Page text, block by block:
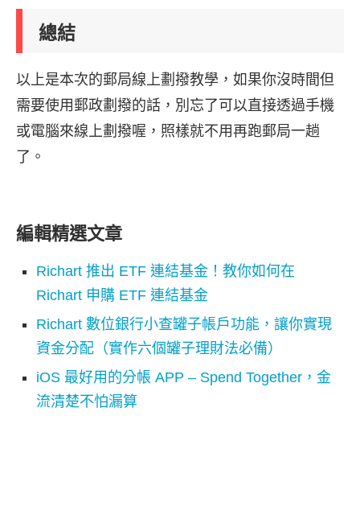
總結
以上是本次的郵局線上劃撥教學，如果你沒時間但
需要使用郵政劃撥的話，別忘了可以直接透過手機
或電腦來線上劃撥喔，照樣就不用再跑郵局一趟
了。
編輯精選文章
Richart 推出 ETF 連結基金！教你如何在
Richart 申購 ETF 連結基金
Richart 數位銀行小查罐子帳戶功能，讓你實現
資金分配（實作六個罐子理財法必備）
iOS 最好用的分帳 APP – Spend Together，金
流清楚不怕漏算